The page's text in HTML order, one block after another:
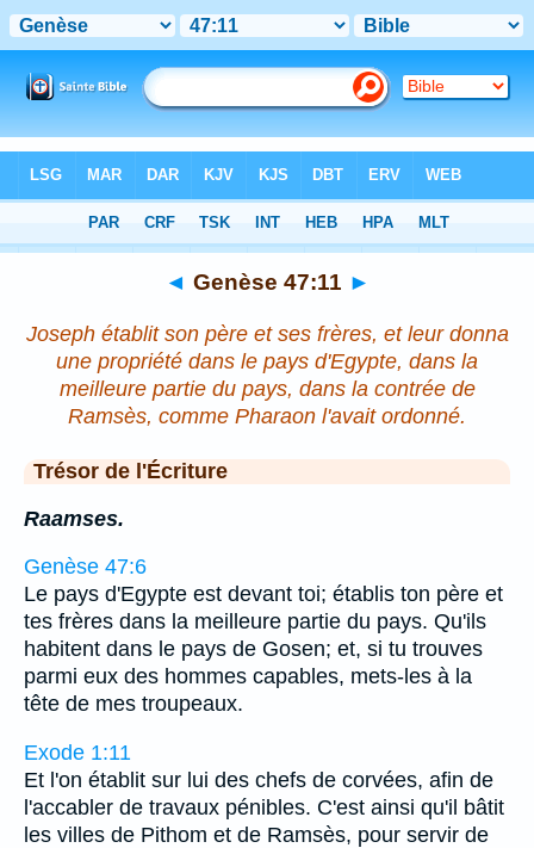
Chapitre 47 > Verset 11
◄ Genèse 47:11 ►
Joseph établit son père et ses frères, et leur donna
une propriété dans le pays d'Egypte, dans la
meilleure partie du pays, dans la contrée de
Ramsès, comme Pharaon l'avait ordonné.
Trésor de l'Écriture
Raamses.
Genèse 47:6
Le pays d'Egypte est devant toi; établis ton père et
tes frères dans la meilleure partie du pays. Qu'ils
habitent dans le pays de Gosen; et, si tu trouves
parmi eux des hommes capables, mets-les à la
tête de mes troupeaux.
Exode 1:11
Et l'on établit sur lui des chefs de corvées, afin de
l'accabler de travaux pénibles. C'est ainsi qu'il bâtit
les villes de Pithom et de Ramsès, pour servir de